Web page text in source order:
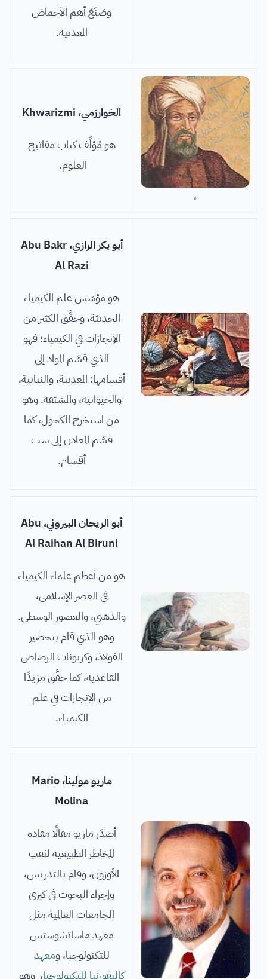
وصَنَعَ أهم الأحماض
المعدنية.
،
الخوارزمي، Khwarizmi
هو مُؤلِّف كتاب مفاتيح
العلوم.
أبو بكر الرازي، Abu Bakr
Al Razi
هو مؤسّس علم الكيمياء
الحديثة، وحقَّق الكثير من
الإنجازات في الكيمياء؛ فهو
الذي قسَّم المواد إلى
أقسامها: المعدنية، والنباتية،
والحيوانية، والمشتقة. وهو
من استخرج الكحول، كما
قسَّم المعادن إلى ست
أقسام.
أبو الريحان البيروني، Abu
Al Raihan Al Biruni
هو من أعظم علماء الكيمياء
في العصر الإسلامي،
والذهبي، والعصور الوسطى.
وهو الذي قام بتحضير
الفولاذ، وكربونات الرصاص
القاعدية، كما حقَّق مزيدًا
من الإنجازات في علم
الكيمياء.
ماريو مولينا، Mario
Molina
أصدَر ماريو مقالًا مفاده
المخاطر الطبيعية لثقب
الأوزون، وقام بالتدريس،
وإجراء البحوث في كبرى
الجامعات العالمية مثل
معهد ماساتشوستس
للتكنولوجيا، ومعهد
كاليفورنيا للتكنولوجيا، وهو